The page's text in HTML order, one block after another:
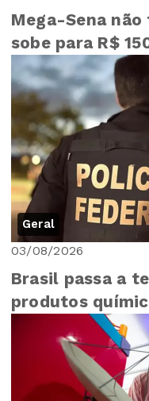
Mega-Sena
sobe para R$
Geral
03/08/2026
Brasil passa a
produtos